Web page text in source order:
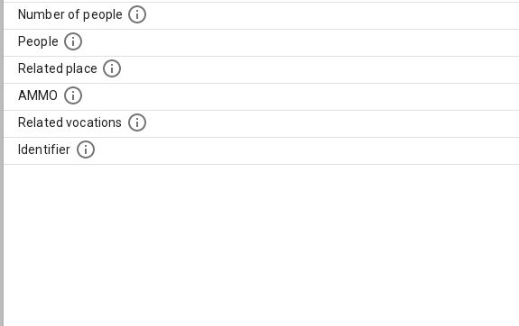
Number of people
People
Related place
AMMO
Related vocations
Identifier